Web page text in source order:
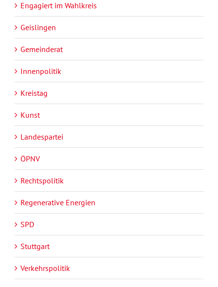
Engagiert im Wahlkreis
Geislingen
Gemeinderat
Innenpolitik
Kreistag
Kunst
Landespartei
ÖPNV
Rechtspolitik
Regenerative Energien
SPD
Stuttgart
Verkehrspolitik